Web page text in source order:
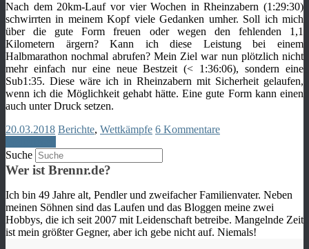
Nach dem 20km-Lauf vor vier Wochen in Rheinzabern (1:29:30)
schwirrten in meinem Kopf viele Gedanken umher. Soll ich mich
über die gute Form freuen oder wegen den fehlenden 1,1
Kilometern ärgern? Kann ich diese Leistung bei einem
Halbmarathon nochmal abrufen? Mein Ziel war nun plötzlich nicht
mehr einfach nur eine neue Bestzeit (< 1:36:06), sondern eine
Sub1:35. Diese wäre ich in Rheinzabern mit Sicherheit gelaufen,
wenn ich die Möglichkeit gehabt hätte. Eine gute Form kann einen
auch unter Druck setzen.
20.03.2018 Berichte, Wettkämpfe 6 Kommentare
Suche
Wer ist Brennr.de?
Ich bin 49 Jahre alt, Pendler und zweifacher Familienvater. Neben
meinen Söhnen sind das Laufen und das Bloggen meine zwei
Hobbys, die ich seit 2007 mit Leidenschaft betreibe. Mangelnde Zeit
ist mein größter Gegner, aber ich gebe nicht auf. Niemals!